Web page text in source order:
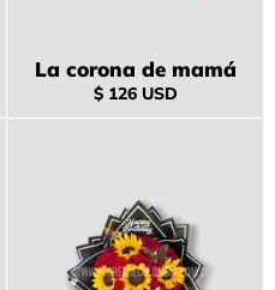
La corona de mamá
Precio
habitual
$ 126 USD